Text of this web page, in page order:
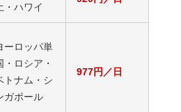
・ハワイ
ーロッパ単
・ロシア・
トナム・シ
ガポール
977円／日